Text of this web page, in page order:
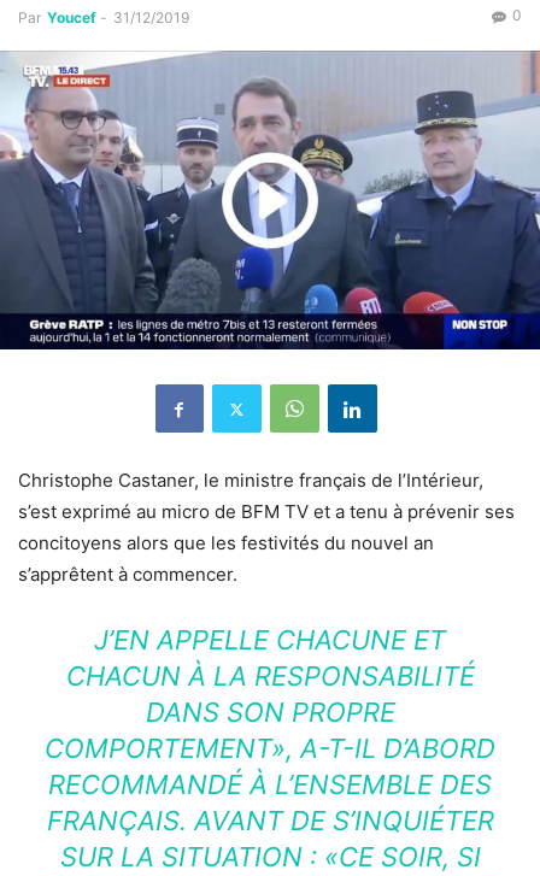
Par Youcef - 31/12/2019 0
Christophe Castaner, le ministre français de l’Intérieur,
s’est exprimé au micro de BFM TV et a tenu à prévenir ses
concitoyens alors que les festivités du nouvel an
s’apprêtent à commencer.
J’EN APPELLE CHACUNE ET
CHACUN À LA RESPONSABILITÉ
DANS SON PROPRE
COMPORTEMENT», A-T-IL D’ABORD
RECOMMANDÉ À L’ENSEMBLE DES
FRANÇAIS. AVANT DE S’INQUIÉTER
SUR LA SITUATION : «CE SOIR, SI